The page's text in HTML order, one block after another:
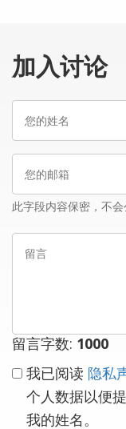
加入讨论
邮
此字段内容保密，不
留言字数: 1000
我已阅读 隐私
个人数据以便
我的姓名。